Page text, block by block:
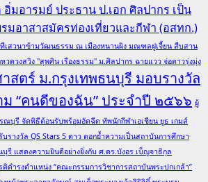
อิ่มอารมย์ ประธาน ป.เอก ศิลปากร เป็น
มอาสาสมัครท่องเที่ยวและกีฬา (อสทก.)
เสวนาข้ามวัฒนธรรม ณ เมืองหนานผิง มณฑลฝูเจี้ยน สืบสาน
วดวงสวิง "สุพศิน เรืองธรรม" ม.ศิลปากร ฉายแวว จ่อดาวรุ่งมุ่ง
สตร์ ม.กรุงเทพธนบุรี มอบรางวัล
ม “คนดีของฉัน” ประจำปี ๒๕๖๖ ผู้
ณบุรี จัดพิธีต้อนรับพร้อมอัดฉีด ทัพนักกีฬาเอเชียน ยูธ เกมส์
รางวัล QS Stars 5 ดาว ตอกย้ำความเป็นสถาบันการศึกษา
บุรี แสดงความยินดีอย่างยิ่งกับ ศ.ดร.บังอร เบ็ญจาธิกุล
ติดำรงตำแหน่ง “คณะกรรมการวิชาการสถาบันพระปกเกล้า”